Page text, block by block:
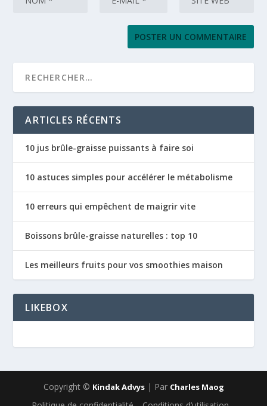
ARTICLES RÉCENTS
10 jus brûle-graisse puissants à faire soi
10 astuces simples pour accélérer le métabolisme
10 erreurs qui empêchent de maigrir vite
Boissons brûle-graisse naturelles : top 10
Les meilleurs fruits pour vos smoothies maison
LIKEBOX
Copyright © Kindak Advys| Par Charles Maog